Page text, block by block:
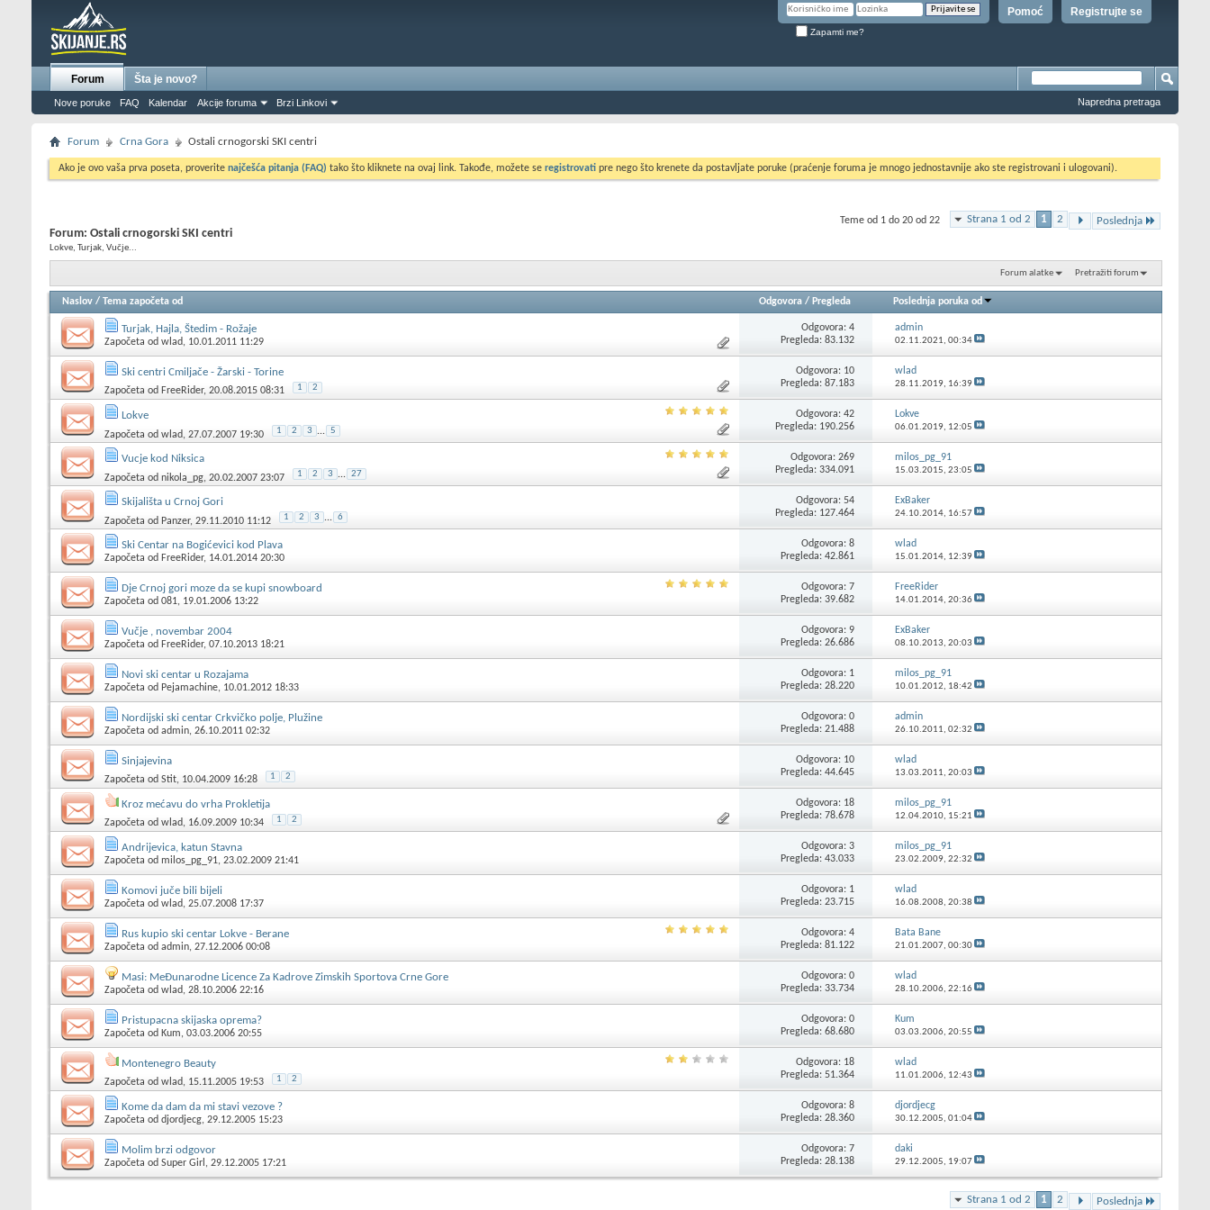
Registrujte se
Pomoć
Zapamti me?
Forum
Nove poruke FAQ Kalendar Akcije foruma Brzi Linkovi
Šta je novo?
Napredna pretraga
Forum Crna Gora Ostali crnogorski SKI centri
Ako je ovo vaša prva poseta, proverite najčešća pitanja (FAQ) tako što kliknete na ovaj link. Takođe, možete se registrovati pre nego što krenete da postavljate poruke (praćenje foruma je mnogo jednostavnije ako ste registrovani i ulogovani).
Strana 1 od 2 1 2 Poslednja
Teme od 1 do 20 od 22
Forum: Ostali crnogorski SKI centri
Lokve, Turjak, Vučje...
Forum alatke Pretražiti forum
Naslov / Tema započeta od Odgovora / Pregleda Poslednja poruka od
Turjak, Hajla, Štedim - Rožaje
Započeta od wlad, 10.01.2011 11:29
Odgovora:4
Pregleda: 83.132
admin
02.11.2021, 00:34
Ski centri Cmiljače - Žarski - Torine
Započeta od FreeRider, 20.08.2015 08:31 1 2
Odgovora: 10
Pregleda: 87.183
wlad
28.11.2019, 16:39
Lokve
Započeta od wlad, 27.07.2007 19:30 1 2 3 ... 5
Odgovora:42
Pregleda: 190.256
Lokve
06.01.2019, 12:05
Vucje kod Niksica
Započeta od nikola_pg, 20.02.2007 23:07 1 2 3 ... 27
Odgovora:269
Pregleda: 334.091
milos_pg_91
15.03.2015, 23:05
Skijališta u Crnoj Gori
Započeta od Panzer, 29.11.2010 11:12 1 2 3 ... 6
Odgovora:54
Pregleda: 127.464
ExBaker
24.10.2014, 16:57
Ski Centar na Bogićevici kod Plava
Započeta od FreeRider, 14.01.2014 20:30
Odgovora:8
Pregleda: 42.861
wlad
15.01.2014, 12:39
Dje Crnoj gori moze da se kupi snowboard
Započeta od 081, 19.01.2006 13:22
Odgovora:7
Pregleda: 39.682
FreeRider
14.01.2014, 20:36
Vučje , novembar 2004
Započeta od FreeRider, 07.10.2013 18:21
Odgovora:9
Pregleda: 26.686
ExBaker
08.10.2013, 20:03
Novi ski centar u Rozajama
Započeta od Pejamachine, 10.01.2012 18:33
Odgovora: 1
Pregleda: 28.220
milos_pg_91
10.01.2012, 18:42
Nordijski ski centar Crkvičko polje, Plužine
Započeta od admin, 26.10.2011 02:32
Odgovora:0
Pregleda: 21.488
admin
26.10.2011, 02:32
Sinjajevina
Započeta od Stit, 10.04.2009 16:28 1 2
Odgovora: 10
Pregleda: 44.645
wlad
13.03.2011, 20:03
Kroz mećavu do vrha Prokletija
Započeta od wlad, 16.09.2009 10:34 1 2
Odgovora: 18
Pregleda: 78.678
milos_pg_91
12.04.2010, 15:21
Andrijevica, katun Stavna
Započeta od milos_pg_91, 23.02.2009 21:41
Odgovora:3
Pregleda: 43.033
milos_pg_91
23.02.2009, 22:32
Komovi juče bili bijeli
Započeta od wlad, 25.07.2008 17:37
Odgovora: 1
Pregleda: 23.715
wlad
16.08.2008, 20:38
Rus kupio ski centar Lokve - Berane
Započeta od admin, 27.12.2006 00:08
Odgovora:4
Pregleda: 81.122
Bata Bane
21.01.2007, 00:30
Masi: MeĐunarodne Licence Za Kadrove Zimskih Sportova Crne Gore
Započeta od wlad, 28.10.2006 22:16
Odgovora:0
Pregleda: 33.734
wlad
28.10.2006, 22:16
Pristupacna skijaska oprema?
Započeta od Kum, 03.03.2006 20:55
Odgovora:0
Pregleda: 68.680
Kum
03.03.2006, 20:55
Montenegro Beauty
Započeta od wlad, 15.11.2005 19:53 1 2
Odgovora: 18
Pregleda: 51.364
wlad
11.01.2006, 12:43
Kome da dam da mi stavi vezove ?
Započeta od djordjecg, 29.12.2005 15:23
Odgovora:8
Pregleda: 28.360
djordjecg
30.12.2005, 01:04
Molim brzi odgovor
Započeta od Super Girl , 29.12.2005 17:21
Odgovora:7
Pregleda: 28.138
daki
29.12.2005, 19:07
Strana 1 od 2 1 2 Poslednja